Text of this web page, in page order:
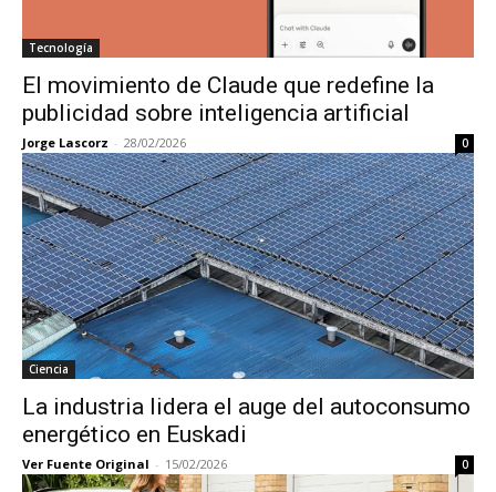
Tecnología
El movimiento de Claude que redefine la
publicidad sobre inteligencia artificial
Jorge Lascorz - 28/02/2026 0
Ciencia
La industria lidera el auge del autoconsumo
energético en Euskadi
Ver Fuente Original - 15/02/2026 0